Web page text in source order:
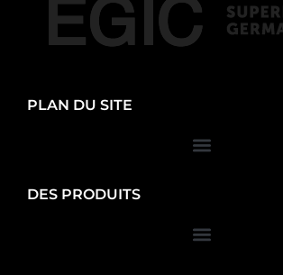
PLAN DU SITE
DES PRODUITS